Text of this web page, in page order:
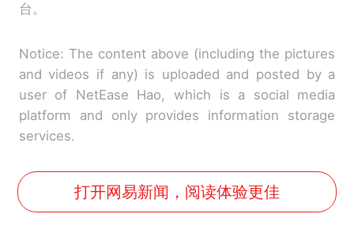
台。
Notice: The content above (including the pictures
and videos if any) is uploaded and posted by a
user of NetEase Hao, which is a social media
platform and only provides information storage
services.
打开网易新闻，阅读体验更佳